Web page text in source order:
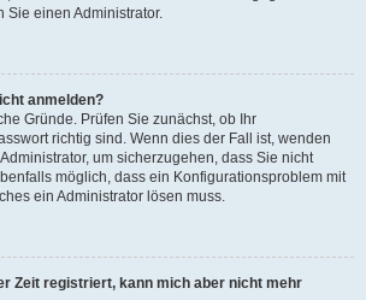
Sie einen Administrator.
anmelden?
Gründe. Prüfen Sie zunächst, ob Ihr
richtig sind. Wenn dies der Fall ist, wenden
um sicherzugehen, dass Sie nicht
möglich, dass ein Konfigurationsproblem mit
ein Administrator lösen muss.
Zeit registriert, kann mich aber nicht mehr